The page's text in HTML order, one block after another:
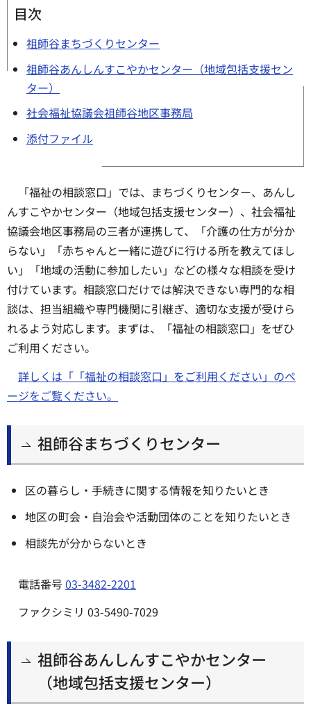
目次
祖師谷まちづくりセンター
祖師谷あんしんすこやかセンター（地域包括支援セン
ター）
社会福祉協議会祖師谷地区事務局
添付ファイル
「福祉の相談窓口」では、まちづくりセンター、あんし
んすこやかセンター（地域包括支援センター）、社会福祉
協議会地区事務局の三者が連携して、「介護の仕方が分か
らない」「赤ちゃんと一緒に遊びに行ける所を教えてほし
い」「地域の活動に参加したい」などの様々な相談を受け
付けています。相談窓口だけでは解決できない専門的な相
談は、担当組織や専門機関に引継ぎ、適切な支援が受けら
れるよう対応します。まずは、「福祉の相談窓口」をぜひ
ご利用ください。
詳しくは「「福祉の相談窓口」をご利用ください」のペ
ージをご覧ください。
祖師谷まちづくりセンター
区の暮らし・手続きに関する情報を知りたいとき
地区の町会・自治会や活動団体のことを知りたいとき
相談先が分からないとき
電話番号03-3482-2201
ファクシミリ 03-5490-7029
祖師谷あんしんすこやかセンター
（地域包括支援センター）